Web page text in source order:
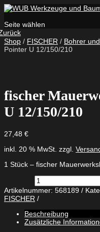
Seite wählen
Shop / FISCHER / Bohrer
Pointer U 12/150/210
fischer
U 12/150/210
27,48 €
inkl. 20 % MwSt. zzgl.
1 Stück – fischer
fischer
Mauerwerksbohrer
Pointer
U
12/150/210
Menge
Artikelnummer: 568189
FISCHER
Beschreibung
Zusätzliche